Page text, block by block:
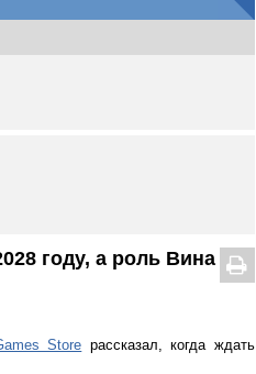
году, а роль Вина
Store рассказал, когда ждать